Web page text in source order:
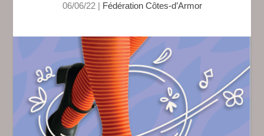
06/06/22| Fédération Côtes-d’Armor